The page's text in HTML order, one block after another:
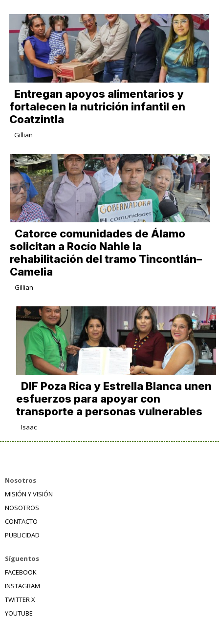
Entregan apoyos alimentarios y
fortalecen la nutrición infantil en
Coatzintla
Gillian
Catorce comunidades de Álamo
solicitan a Rocío Nahle la
rehabilitación del tramo Tincontlán–
Camelia
Gillian
DIF Poza Rica y Estrella Blanca unen
esfuerzos para apoyar con
transporte a personas vulnerables
Isaac
Nosotros
MISIÓN Y VISIÓN
NOSOTROS
CONTACTO
PUBLICIDAD
Síguentos
FACEBOOK
INSTAGRAM
TWITTER X
YOUTUBE